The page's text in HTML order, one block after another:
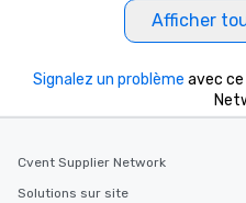
Afficher
Signalez un problème avec ce
Cvent Supplier Network
Solutions sur site